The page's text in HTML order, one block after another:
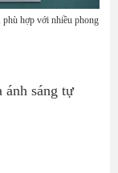
phù hợp với nhiều phong
sáng tự